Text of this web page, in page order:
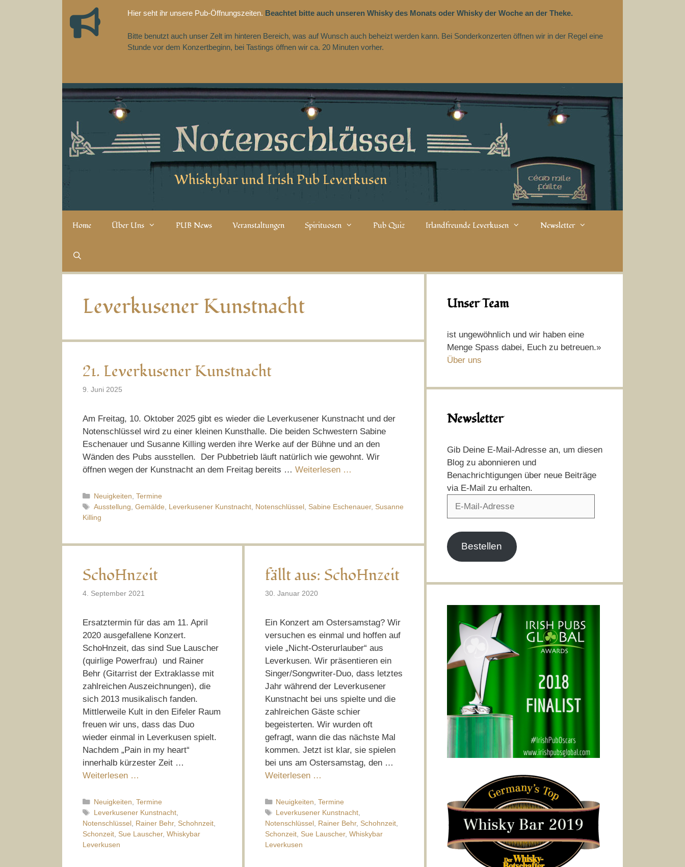
Hier seht ihr unsere Pub-Öffnungszeiten. Beachtet bitte auch unseren Whisky des Monats oder Whisky der Woche an der Theke.
Bitte benutzt auch unser Zelt im hinteren Bereich, was auf Wunsch auch beheizt werden kann. Bei Sonderkonzerten öffnen wir in der Regel eine
Stunde vor dem Konzertbeginn, bei Tastings öffnen wir ca. 20 Minuten vorher.
Whiskybar und Irish Pub Leverkusen
Home Über Uns PUB News Veranstaltungen Spirituosen Pub Quiz Irlandfreunde Leverkusen Newsletter
Leverkusener Kunstnacht
21. Leverkusener Kunstnacht
9. Juni 2025
Am Freitag, 10. Oktober 2025 gibt es wieder die Leverkusener Kunstnacht und der
Notenschlüssel wird zu einer kleinen Kunsthalle. Die beiden Schwestern Sabine
Eschenauer und Susanne Killing werden ihre Werke auf der Bühne und an den
Wänden des Pubs ausstellen. Der Pubbetrieb läuft natürlich wie gewohnt. Wir
öffnen wegen der Kunstnacht an dem Freitag bereits … Weiterlesen …
Kategorien
Neuigkeiten Termine
Schlagwörter
Ausstellung Gemälde Leverkusener Kunstnacht, Notenschlüssel, Sabine Eschenauer, Susanne
Killing
SchoHnzeit
4. September 2021
Ersatztermin für das am 11. April
2020 ausgefallene Konzert.
SchoHnzeit, das sind Sue Lauscher
(quirlige Powerfrau) und Rainer
Behr (Gitarrist der Extraklasse mit
zahlreichen Auszeichnungen), die
sich 2013 musikalisch fanden.
Mittlerweile Kult in den Eifeler Raum
freuen wir uns, dass das Duo
wieder einmal in Leverkusen spielt.
Nachdem „Pain in my heart“
innerhalb kürzester Zeit …
Weiterlesen …
Kategorien
Neuigkeiten, Termine
Schlagwörter
Leverkusener Kunstnacht,
Notenschlüssel, Rainer Behr, Schohnzeit,
Schonzeit, Sue Lauscher, Whiskybar
Leverkusen
fällt aus: SchoHnzeit
30. Januar 2020
Ein Konzert am Ostersamstag? Wir
versuchen es einmal und hoffen auf
viele „Nicht-Osterurlauber“ aus
Leverkusen. Wir präsentieren ein
Singer/Songwriter-Duo, dass letztes
Jahr während der Leverkusener
Kunstnacht bei uns spielte und die
zahlreichen Gäste schier
begeisterten. Wir wurden oft
gefragt, wann die das nächste Mal
kommen. Jetzt ist klar, sie spielen
bei uns am Ostersamstag, den …
Weiterlesen …
Kategorien
Neuigkeiten,Termine
Schlagwörter
Leverkusener Kunstnacht,
Notenschlüssel, Rainer Behr, Schohnzeit,
Schonzeit, Sue Lauscher, Whiskybar
Leverkusen
Unser Team
ist ungewöhnlich und wir haben eine
Menge Spass dabei, Euch zu betreuen.»
Über uns
Newsletter
Gib Deine E-Mail-Adresse an, um diesen
Blog zu abonnieren und
Benachrichtigungen über neue Beiträge
via E-Mail zu erhalten.
Bestellen